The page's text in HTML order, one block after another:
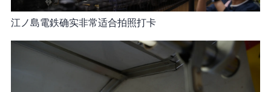
江ノ島電鉄确实非常适合拍照打卡